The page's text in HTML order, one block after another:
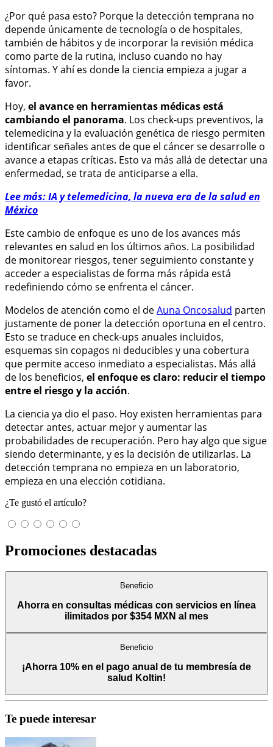
¿Por qué pasa esto? Porque la detección temprana no
depende únicamente de tecnología o de hospitales,
también de hábitos y de incorporar la revisión médica
como parte de la rutina, incluso cuando no hay
síntomas. Y ahí es donde la ciencia empieza a jugar a
favor.
Hoy, el avance en herramientas médicas está
cambiando el panorama. Los check-ups preventivos, la
telemedicina y la evaluación genética de riesgo permiten
identificar señales antes de que el cáncer se desarrolle o
avance a etapas críticas. Esto va más allá de detectar una
enfermedad, se trata de anticiparse a ella.
Lee más: IA y telemedicina, la nueva era de la salud en
México
Este cambio de enfoque es uno de los avances más
relevantes en salud en los últimos años. La posibilidad
de monitorear riesgos, tener seguimiento constante y
acceder a especialistas de forma más rápida está
redefiniendo cómo se enfrenta el cáncer.
Modelos de atención como el deAuna Oncosalud parten
justamente de poner la detección oportuna en el centro.
Esto se traduce en check-ups anuales incluidos,
esquemas sin copagos ni deducibles y una cobertura
que permite acceso inmediato a especialistas. Más allá
de los beneficios, el enfoque es claro: reducir el tiempo
entre el riesgo y la acción.
La ciencia ya dio el paso. Hoy existen herramientas para
detectar antes, actuar mejor y aumentar las
probabilidades de recuperación. Pero hay algo que sigue
siendo determinante, y es la decisión de utilizarlas. La
detección temprana no empieza en un laboratorio,
empieza en una elección cotidiana.
¿Te gustó el artículo?
Promociones destacadas
Beneficio
Ahorra en consultas médicas con servicios en línea
ilimitados por $354 MXN al mes
Beneficio
¡Ahorra 10% en el pago anual de tu membresía de
salud Koltin!
Te puede interesar